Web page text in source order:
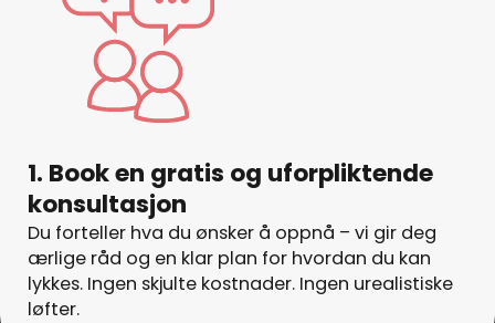
1. Book en gratis og uforpliktende
konsultasjon
Du forteller hva du ønsker å oppnå – vi gir deg
ærlige råd og en klar plan for hvordan du kan
lykkes. Ingen skjulte kostnader. Ingen urealistiske
løfter.